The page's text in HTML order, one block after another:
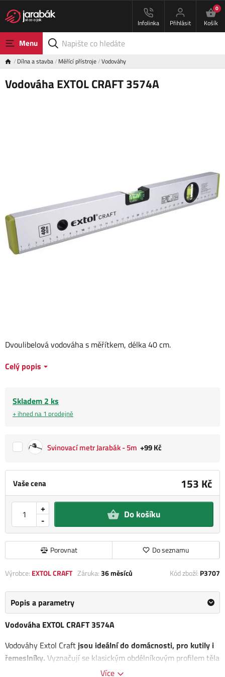
Infolinka Přihlásit
0
Košík
Menu
Dílna a stavba Měřící přístroje Vodováhy
Vodováha EXTOL CRAFT 3574A
Vaše cena 153 Kč
-
+ Do košíku
Porovnat Do seznamu
Dvoulibelová vodováha s měřítkem, délka 40 cm.
Celý popis
Skladem 2 ks
+ ihned na 1 prodejně
Svinovací metr Jarabák - 5m +99 Kč
Výrobce: EXTOL CRAFT Záruka:36 měsíců Kód zboží: P3707
Popis a parametry
Vodováha EXTOL CRAFT 3574A
Vodováhy Extol Craft jsou ideální do domácnosti, pro kutily i
řemeslníky. Vyznačují se klasickým obdélníkovým profilem těla
s hladkými bočními stěnami z lehkého kovu s jednou vertikální
Více